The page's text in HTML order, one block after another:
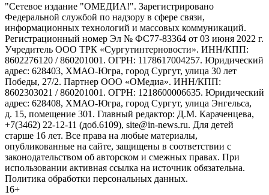
"Сетевое издание "ОМЕДИА!". Зарегистрировано
Федеральной службой по надзору в сфере связи,
информационных технологий и массовых коммуникаций.
Регистрационный номер Эл № ФС77-83364 от 03 июня 2022 г.
Учредитель ООО ТРК «Сургутинтерновости». ИНН/КПП:
8602276120 / 860201001. ОГРН: 1178617004257. Юридический
адрес: 628403, ХМАО-Югра, город Сургут, улица 30 лет
Победы, 27/2. Партнер ООО «ОМедиа». ИНН/КПП:
8602303021 / 860201001. ОГРН: 1218600006635. Юридический
адрес: 628408, ХМАО-Югра, город Сургут, улица Энгельса,
д. 15, помещение 301. Главный редактор: Д.М. Караченцева,
+7(3462) 22-12-11 (доб.6109), site@in-news.ru. Для детей
старше 16 лет. Все права на любые материалы,
опубликованные на сайте, защищены в соответствии с
законодательством об авторском и смежных правах. При
использовании активная ссылка на источник обязательна.
Политика обработки персональных данных.
16+